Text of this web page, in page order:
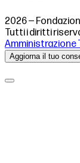
2026 —
Tutti i diritti
Amministrazione
Aggiorna il tuo